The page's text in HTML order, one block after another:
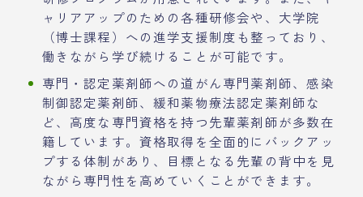
ャリアアップのための各種研修会や、大学院
（博士課程）への進学支援制度も整っており、
働きながら学び続けることが可能です。
専門・認定薬剤師への道がん専門薬剤師、感染
制御認定薬剤師、緩和薬物療法認定薬剤師な
ど、高度な専門資格を持つ先輩薬剤師が多数在
籍しています。資格取得を全面的にバックアッ
プする体制があり、目標となる先輩の背中を見
ながら専門性を高めていくことができます。